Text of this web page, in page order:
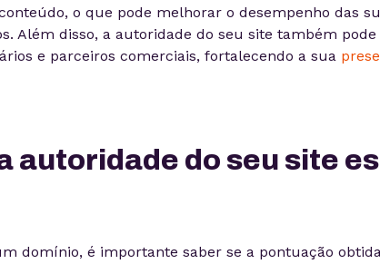
o que pode melhorar o desempenho das
Além disso, a autoridade do seu site também pode
e parceiros comerciais, fortalecendo a sua
autoridade do seu site
domínio, é importante saber se a pontuação